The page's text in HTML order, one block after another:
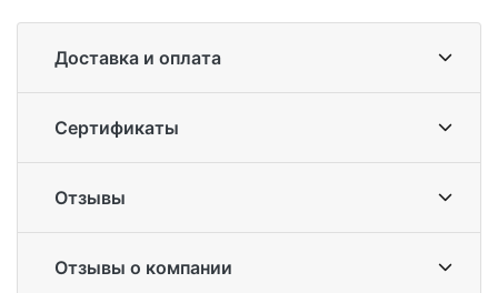
Доставка и оплата
Сертификаты
Отзывы
Отзывы о компании